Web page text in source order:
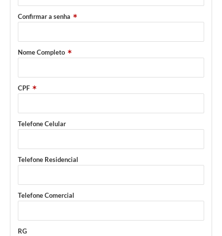
Confirmar a senha
Nome Completo
CPF
Telefone Celular
Telefone Residencial
Telefone Comercial
RG